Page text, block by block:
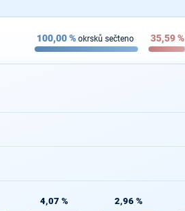
100,00% okrsků sečteno 35,59%
4,07 % 2,96 %